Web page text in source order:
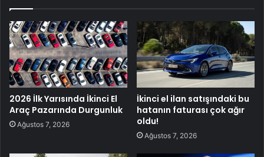
2026 İlk Yarısında İkinci El
Araç Pazarında Durgunluk
Ağustos 7, 2026
İkinci el ilan satışındaki bu
hatanın faturası çok ağır
oldu!
Ağustos 7, 2026